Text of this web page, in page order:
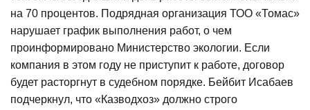
на 70 процентов. Подрядная организация ТОО «Томас»
нарушает график выполнения работ, о чем
проинформировано Министерство экологии. Если
компания в этом году не приступит к работе, договор
будет расторгнут в судебном порядке. Бейбит Исабаев
подчеркнул, что «Казводхоз» должно строго